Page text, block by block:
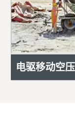
电驱移动空